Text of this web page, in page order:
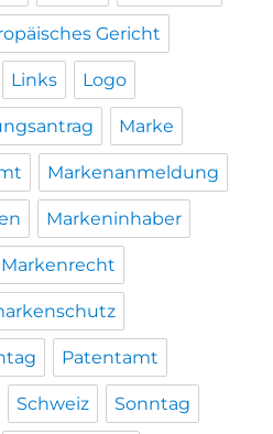
Gericht
Links Logo
Marke
Markenanmeldung
Markeninhaber
Markenrecht
Patentamt
Schweiz Sonntag